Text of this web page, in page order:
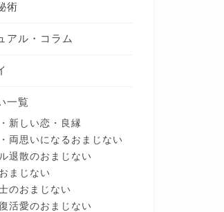
術
アル・コラム
一覧
新しい恋・良縁
両思いになるおまじない
退散のおまじない
まじない
のおまじない
活愛のおまじない